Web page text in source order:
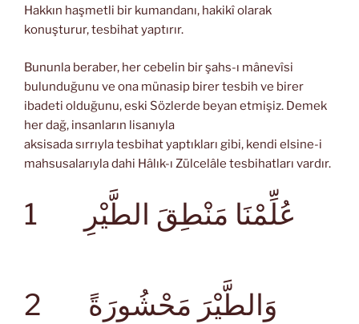
Hakkın haşmetli bir kumandanı, hakikî olarak
konuşturur, tesbihat yaptırır.
Bununla beraber, her cebelin bir şahs-ı mânevîsi
bulunduğunu ve ona münasip birer tesbih ve birer
ibadeti olduğunu, eski Sözlerde beyan etmişiz. Demek
her dağ, insanların lisanıyla
aksisada sırrıyla tesbihat yaptıkları gibi, kendi elsine-i
mahsusalarıyla dahi Hâlık-ı Zülcelâle tesbihatları vardır.
عُلِّمْنَا مَنْطِقَ الطَّيْرِ 1
وَالطَّيْرَ مَحْشُورَةً